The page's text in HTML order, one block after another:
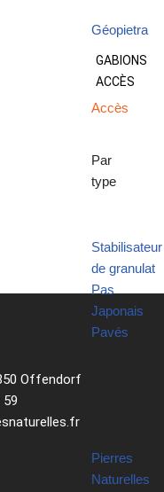
Géopietra
GABIONS
ACCÈS
Accès
Par
type
Stabilisateur
de granulat
Pas
Japonais
Pavés
Pierres
Naturelles
Offendorf
59